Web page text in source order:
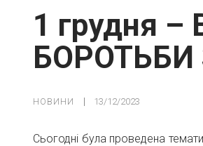
1 грудня
БОРОТЬБИ
НОВИНИ 13/12/2023
Сьогодні була проведена